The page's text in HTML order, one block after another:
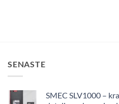
SENASTE
SMEC SLV1000 –